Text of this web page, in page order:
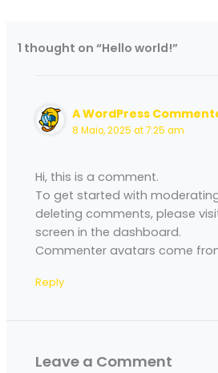
1 thought on “Hello world!”
A WordPress
8 Maio, 2025 at 7:25 am
Hi, this is a comment.
To get started with
deleting comments, please
screen in the dashboard.
Commenter avatars come
Reply
Leave a Comment